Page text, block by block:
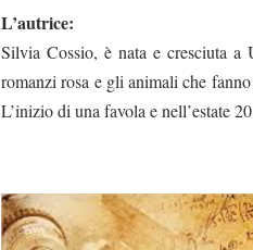
L’autrice:
Silvia Cossio, è nata e cresciuta
romanzi rosa e gli animali che
L’inizio di una favola e nell’estate